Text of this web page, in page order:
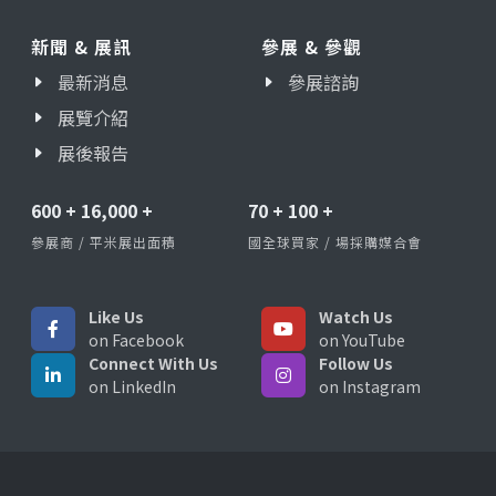
新聞 & 展訊
最新消息
展覽介紹
展後報告
參展 & 參觀
參展諮詢
600 + 16,000 +
參展商 / 平米展出面積
70 + 100 +
國全球買家 / 場採購媒合會
Like Us
on Facebook
Watch Us
on YouTube
Connect With Us
on LinkedIn
Follow Us
on Instagram